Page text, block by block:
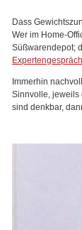
Dass
Wer im Home-
Süßwarendepot;
Expertengespräch
Immerhin
Sinnvolle, jeweils
sind denkbar,